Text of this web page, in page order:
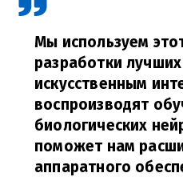
Мы используем
разработки
искусственным
воспроизводят
биологических
поможет нам
аппаратного